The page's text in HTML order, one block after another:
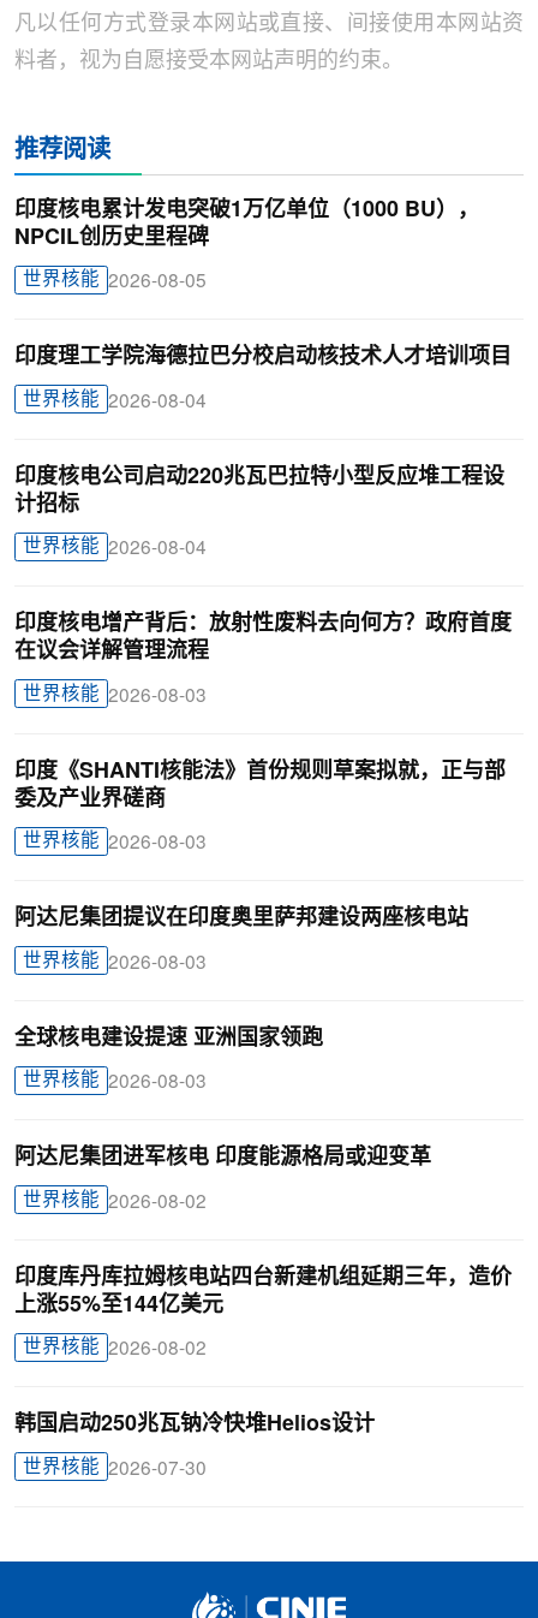
凡以任何方式登录本网站或直接、间接使用本网站资
料者，视为自愿接受本网站声明的约束。
推荐阅读
印度核电累计发电突破1万亿单位（1000 BU），
NPCIL创历史里程碑
世界核能 2026-08-05
印度理工学院海德拉巴分校启动核技术人才培训项目
世界核能 2026-08-04
印度核电公司启动220兆瓦巴拉特小型反应堆工程设
计招标
世界核能 2026-08-04
印度核电增产背后：放射性废料去向何方？政府首度
在议会详解管理流程
世界核能 2026-08-03
印度《SHANTI核能法》首份规则草案拟就，正与部
委及产业界磋商
世界核能 2026-08-03
阿达尼集团提议在印度奥里萨邦建设两座核电站
世界核能 2026-08-03
全球核电建设提速 亚洲国家领跑
世界核能 2026-08-03
阿达尼集团进军核电 印度能源格局或迎变革
世界核能 2026-08-02
印度库丹库拉姆核电站四台新建机组延期三年，造价
上涨55%至144亿美元
世界核能 2026-08-02
韩国启动250兆瓦钠冷快堆Helios设计
世界核能 2026-07-30